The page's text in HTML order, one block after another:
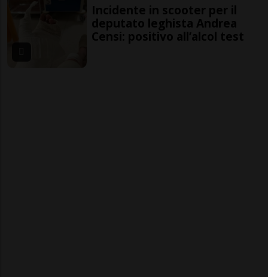
Incidente in scooter per il
deputato leghista Andrea
Censi: positivo all’alcol test